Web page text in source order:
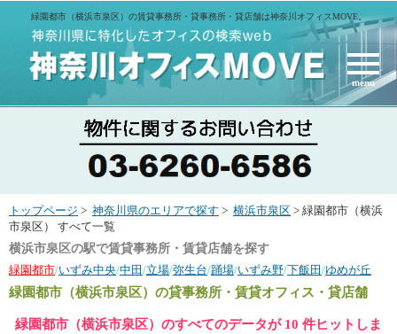
緑園都市（横浜市泉区）の賃貸事務所・貸事務所・貸店舗は神奈川オフィスMOVE。
menu
トップページ > 神奈川県のエリアで探す > 横浜市泉区 > 緑園都市（横浜
市泉区） すべて一覧
横浜市泉区の駅で賃貸事務所・賃貸店舗を探す
緑園都市/いずみ中央/中田 /立場/弥生台/踊場/いずみ野/下飯田 /ゆめが丘
緑園都市（横浜市泉区） の貸事務所・賃貸オフィス・貸店舗
緑園都市（横浜市泉区）のすべてのデータが 10 件ヒットしま